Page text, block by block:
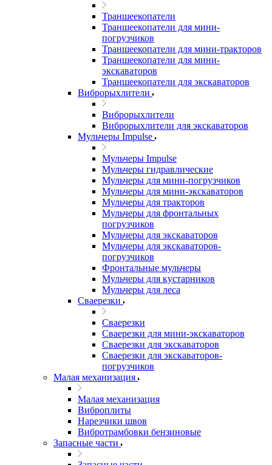
Траншеекопатели
Траншеекопатели для мини-
погрузчиков
Траншеекопатели для мини-тракторов
Траншеекопатели для мини-
экскаваторов
Траншеекопатели для экскаваторов
Виброрыхлители
Виброрыхлители
Виброрыхлители для экскаваторов
Мульчеры Impulse
Мульчеры Impulse
Мульчеры гидравлические
Мульчеры для мини-погрузчиков
Мульчеры для мини-экскаваторов
Мульчеры для тракторов
Мульчеры для фронтальных
погрузчиков
Мульчеры для экскаваторов
Мульчеры для экскаваторов-
погрузчиков
Фронтальные мульчеры
Мульчеры для кустарников
Мульчеры для леса
Сваерезки
Сваерезки
Сваерезки для мини-экскаваторов
Сваерезки для экскаваторов
Сваерезки для экскаваторов-
погрузчиков
Малая механизация
Малая механизация
Виброплиты
Нарезчики швов
Вибротрамбовки бензиновые
Запасные части